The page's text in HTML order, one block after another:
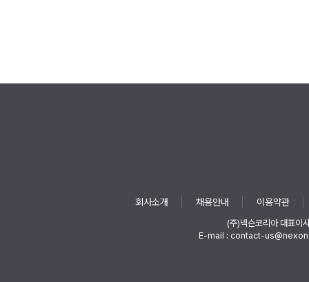
회사소개 채용안내 이용약관
(주)넥슨코리아 대표이
E-mail : contact-